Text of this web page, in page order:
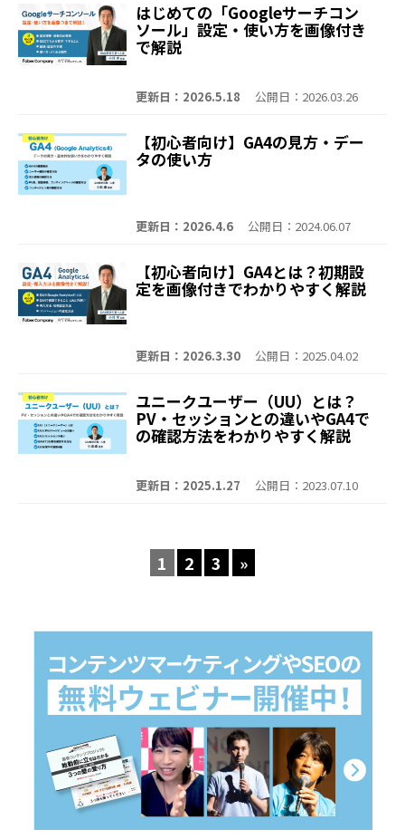
はじめての「Googleサーチコン
ソール」設定・使い方を画像付き
で解説
更新日：2026.5.18 公開日：2026.03.26
【初心者向け】GA4の見方・デー
タの使い方
更新日：2026.4.6 公開日：2024.06.07
【初心者向け】GA4とは？初期設
定を画像付きでわかりやすく解説
更新日：2026.3.30 公開日：2025.04.02
ユニークユーザー（UU）とは？
PV・セッションとの違いやGA4で
の確認方法をわかりやすく解説
更新日：2025.1.27 公開日：2023.07.10
1 2 3 »